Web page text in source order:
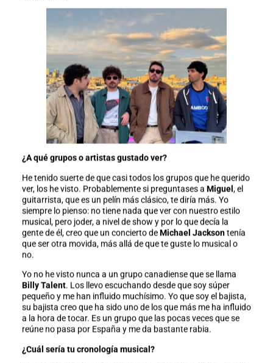
¿A qué grupos o artistas gustado ver?
He tenido suerte de que casi todos los grupos que he querido
ver, los he visto. Probablemente si preguntases a Miguel, el
guitarrista, que es un pelín más clásico, te diría más. Yo
siempre lo pienso: no tiene nada que ver con nuestro estilo
musical, pero joder, a nivel de show y por lo que decía la
gente de él, creo que un concierto deMichael Jacksontenía
que ser otra movida, más allá de que te guste lo musical o
no.
Yo no he visto nunca a un grupo canadiense que se llama
Billy Talent. Los llevo escuchando desde que soy súper
pequeño y me han influido muchísimo. Yo que soy el bajista,
su bajista creo que ha sido uno de los que más me ha influido
a la hora de tocar. Es un grupo que las pocas veces que se
reúne no pasa por España y me da bastante rabia.
¿Cuál sería tu cronología musical?